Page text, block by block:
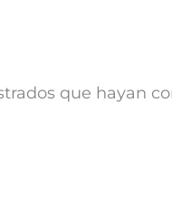
que hayan